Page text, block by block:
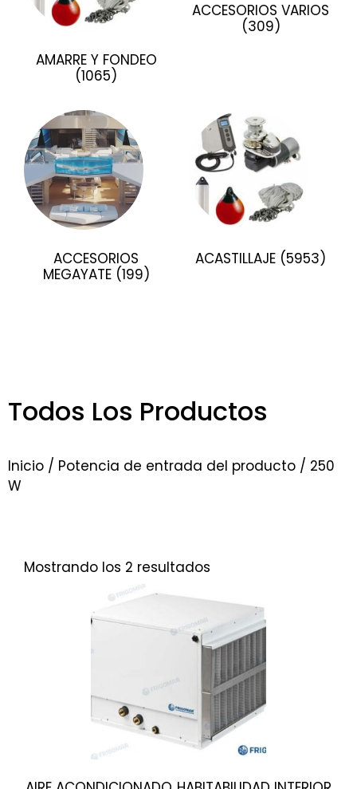
AMARRE Y FONDEO
(1065)
ACCESORIOS VARIOS
(309)
ACCESORIOS
MEGAYATE (199)
ACASTILLAJE (5953)
Todos Los Productos
Inicio / Potencia de entrada del producto / 250
W
Mostrando los 2 resultados